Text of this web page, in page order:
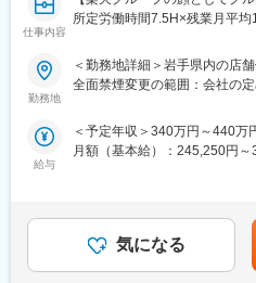
スタッフ（R CREW）から店
へステップアップが可能です
入社後1年で店長昇格を目指し
重視し相談しやすい環境◎
7/16（木）17:00～20:30
7/21（火）17:00～20:30
7/23（木）17:00～20:30
※ご応募時、参加可能日時をお
・新規契約・機種変更の受付
・料金プラン、楽天ポイント
案内
・スマホの初期設定・データ
仕事内容
所定労働時間7.5H×残業月平
楽天モバイルショップに来店
料金プラン・楽天カード・楽
活をより豊かにするトータル
・未経験の方も歓迎！充実し
【選考会の概要】
勤務地
＜勤務地詳細＞岩手県内の店
全面禁煙変更の範囲：会社の
給与
＜予定年収＞340万円～440万
月額（基本給）：245,250円
ます。月給(月額)は固定手当
気になる